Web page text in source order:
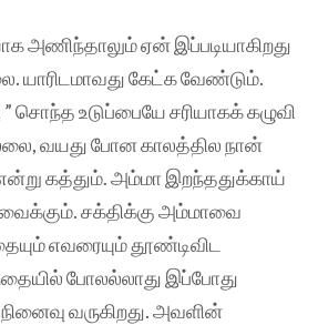
அணிந்தாலும் ஏன் இப்படியாகிறது
யாரிடமாவது கேட்க வேண்டும்.
” சொந்த உடுப்பையே சரியாகக் கழுவி
வயது போன காலத்தில நான்
கத்தும். அம்மா இறந்ததுக்காய்
வைக்கும். சக்திக்கு அம்மாவை
எவரையும் தூண்டிவிட
போலல்லாது இப்போது
வருகிறது. அவளின்